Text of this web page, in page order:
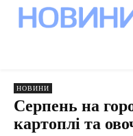
НОВИНИ
Серпень на
картоплі та